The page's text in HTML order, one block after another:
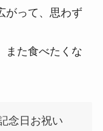
がって、思わず
また食べたくな
念日お祝い